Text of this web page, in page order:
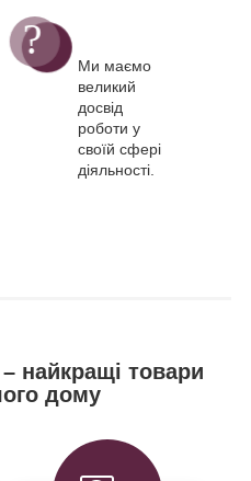
Ми маємо
великий
досвід
роботи у
своїй сфері
діяльності.
найкращі товари
дому